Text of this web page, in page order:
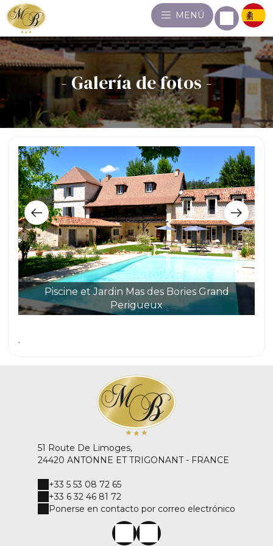
MENÚ
- Galería de fotos -
Piscine et Jardin Mas des Bories Grand
Perigueux
.
51 Route De Limoges,
24420 ANTONNE ET TRIGONANT - FRANCE
+33 5 53 08 72 65
+33 6 32 46 81 72
Ponerse en contacto por correo electrónico